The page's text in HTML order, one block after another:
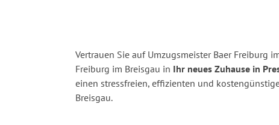
Vertrauen Sie auf Umzugsmeister Baer Freiburg
Freiburg im Breisgau in Ihr neues Zuhause in
einen stressfreien, effizienten und
Breisgau.